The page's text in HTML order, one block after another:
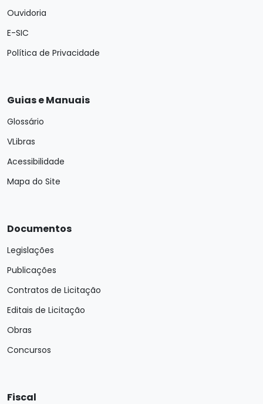
Ouvidoria
E-SIC
Política de Privacidade
Guias e Manuais
Glossário
VLibras
Acessibilidade
Mapa do Site
Documentos
Legislações
Publicações
Contratos de Licitação
Editais de Licitação
Obras
Concursos
Fiscal